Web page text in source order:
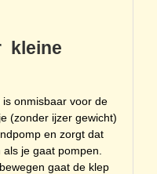
kleine
onmisbaar voor de
(zonder ijzer gewicht)
en zorgt dat
je gaat pompen.
gaat de klep